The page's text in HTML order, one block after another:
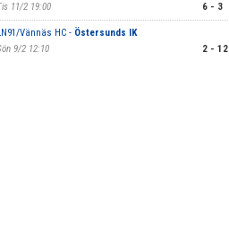
11/2 19:00
6 - 3
Vännäs HC - Östersunds IK
9/2 12:10
2 - 12